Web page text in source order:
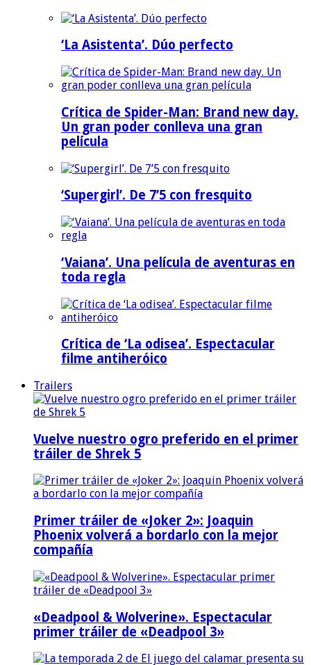
‘La Asistenta’. Dúo perfecto
Crítica de Spider-Man: Brand new day.
Un gran poder conlleva una gran
película
‘Supergirl’. De 7’5 con fresquito
‘Vaiana’. Una película de aventuras en
toda regla
Crítica de ‘La odisea’. Espectacular
filme antiheróico
Trailers
Vuelve nuestro ogro preferido en el primer
tráiler de Shrek 5
Primer tráiler de «Joker 2»: Joaquin
Phoenix volverá a bordarlo con la mejor
compañía
«Deadpool & Wolverine». Espectacular
primer tráiler de «Deadpool 3»